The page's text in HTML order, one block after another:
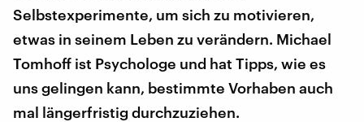
Selbstexperimente, um sich zu motivieren,
etwas in seinem Leben zu verändern. Michael
Tomhoff ist Psychologe und hat Tipps, wie es
uns gelingen kann, bestimmte Vorhaben auch
mal längerfristig durchzuziehen.